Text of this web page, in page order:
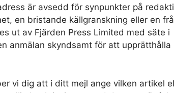
är avsedd för synpunkter på
en bristande källgranskning eller en
ut av Fjärden Press Limited med säte i
anmälan skyndsamt för att upprätthålla
vi dig att i ditt mejl ange vilken artikel